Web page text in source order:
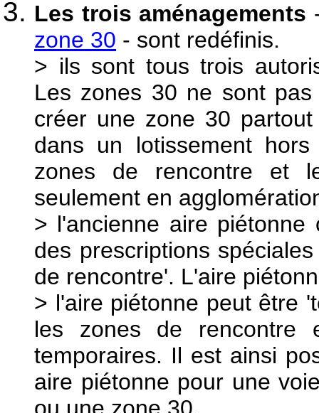
Les trois aménagements
zone 30 - sont redéfinis.
> ils sont tous trois
Les zones 30 ne sont
créer une zone 30
dans un lotissement
zones de rencontre et
seulement en
> l'ancienne aire
des prescriptions
de rencontre'. L'aire
> l'aire piétonne peut être
les zones de
temporaires. Il est ainsi
aire piétonne pour une